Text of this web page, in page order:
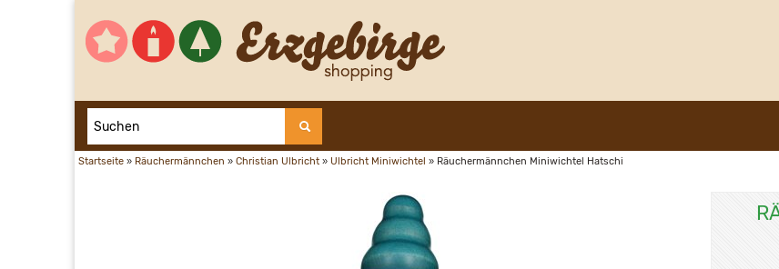
Startseite » Räuchermännchen » Christian Ulbricht » Ulbricht Miniwichtel » Räuchermännchen Miniwichtel Hatschi